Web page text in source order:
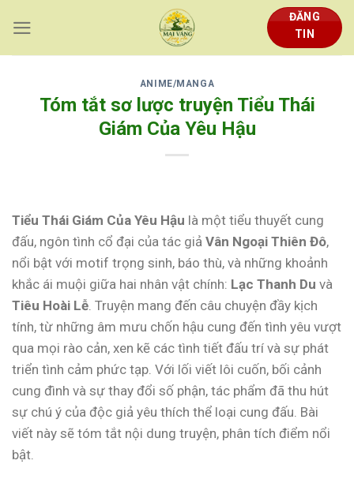
content
ĐĂNG
TIN
ANIME/MANGA
Tóm tắt sơ lược truyện Tiểu Thái
Giám Của Yêu Hậu
Tiểu Thái Giám Của Yêu Hậu là một tiểu thuyết cung
đấu, ngôn tình cổ đại của tác giả Vân Ngoại Thiên Đô,
nổi bật với motif trọng sinh, báo thù, và những khoảnh
khắc ái muội giữa hai nhân vật chính: Lạc Thanh Du và
Tiêu Hoài Lễ . Truyện mang đến câu chuyện đầy kịch
tính, từ những âm mưu chốn hậu cung đến tình yêu vượt
qua mọi rào cản, xen kẽ các tình tiết đấu trí và sự phát
triển tình cảm phức tạp. Với lối viết lôi cuốn, bối cảnh
cung đình và sự thay đổi số phận, tác phẩm đã thu hút
sự chú ý của độc giả yêu thích thể loại cung đấu. Bài
viết này sẽ tóm tắt nội dung truyện, phân tích điểm nổi
bật.